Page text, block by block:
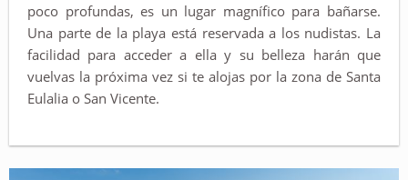
poco profundas, es un lugar magnífico para bañarse.
Una parte de la playa está reservada a los nudistas. La
facilidad para acceder a ella y su belleza harán que
vuelvas la próxima vez si te alojas por la zona de Santa
Eulalia o San Vicente.